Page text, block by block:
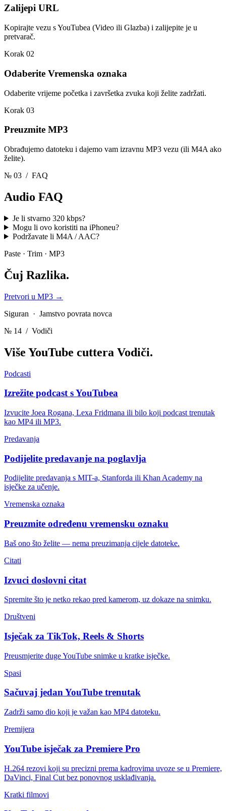
Zalijepi URL
Kopirajte vezu s YouTubea (Video ili Glazba) i zalijepite je u
pretvarač.
Korak 02
Odaberite Vremenska oznaka
Odaberite vrijeme početka i završetka zvuka koji želite zadržati.
Korak 03
Preuzmite MP3
Obrađujemo datoteku i dajemo vam izravnu MP3 vezu (ili M4A ako
želite).
№ 03 / FAQ
Audio FAQ
Je li stvarno 320 kbps?
Mogu li ovo koristiti na iPhoneu?
Podržavate li M4A / AAC?
Paste · Trim · MP3
Čuj Razlika.
Pretvori u MP3 →
Siguran · Jamstvo povrata novca
№ 14 / Vodiči
Više YouTube cuttera Vodiči.
Podcasti
Izrežite podcast s YouTubea
Izvucite Joea Rogana, Lexa Fridmana ili bilo koji podcast trenutak
kao MP4 ili MP3.
Predavanja
Podijelite predavanje na poglavlja
Podijelite predavanja s MIT-a, Stanforda ili Khan Academy na
isječke za učenje.
Vremenska oznaka
Preuzmite određenu vremensku oznaku
Baš ono što želite — nema preuzimanja cijele datoteke.
Citati
Izvuci doslovni citat
Spremite što je netko rekao pred kamerom, uz dokaze na snimku.
Društveni
Isječak za TikTok, Reels & Shorts
Preusmjerite duge YouTube snimke u kratke isječke.
Spasi
Sačuvaj jedan YouTube trenutak
Zadrži samo dio koji je važan kao MP4 datoteku.
Premijera
YouTube isječak za Premiere Pro
H.264 rezovi koji su precizni prema kadrovima uvoze se u Premiere,
DaVinci, Final Cut bez ponovnog usklađivanja.
Kratki filmovi